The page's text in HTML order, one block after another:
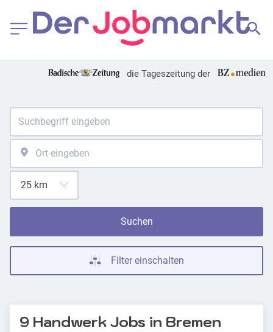
die Tageszeitung der
Suchen
Filter einschalten
9 Handwerk Jobs in Bremen